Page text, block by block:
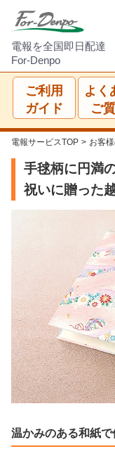
電報を全国即日配達
For-Denpo
ご利用
ガイド
よく
ご
電報サービスTOP > お客
手毬柄に円満
祝いに贈った
温かみのある和紙